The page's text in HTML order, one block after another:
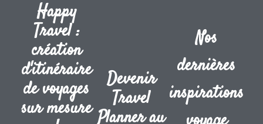
Happy
Travel :
création
d'itinéraire
de voyages
sur mesure
Devenir
Travel
Planner au
Nos
dernières
inspirations